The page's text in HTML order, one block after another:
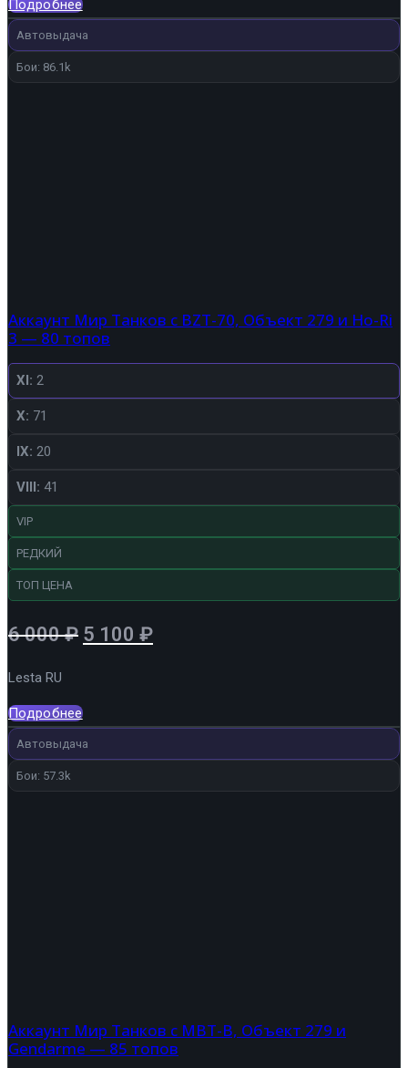
7
040 ₽.
Подробнее
Автовыдача
Бои: 86.1k
Аккаунт Мир Танков с BZT-70, Объект 279 и Ho-Ri
3 — 80 топов
XI: 2
X: 71
IX: 20
VIII: 41
VIP
РЕДКИЙ
ТОП ЦЕНА
6 000₽ Первоначальная
6
000 ₽.
5 100 ₽Текущая
Lesta RU
Подробнее
Автовыдача
Бои: 57.3k
Аккаунт Мир Танков с MBT-B, Объект 279 и
Gendarme — 85 топов